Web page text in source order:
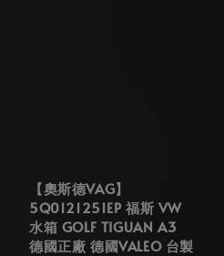
【奧斯德VAG】
5Q0121251EP 福斯 VW
水箱 GOLF TIGUAN A3
德國正廠 德國VALEO 台製